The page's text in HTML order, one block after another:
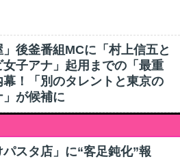
」後釜番組MCに「村上信五と
子アナ」起用までの「最重
！「別のタレントと東京の
」が候補に
スタ店」に“客足鈍化”報